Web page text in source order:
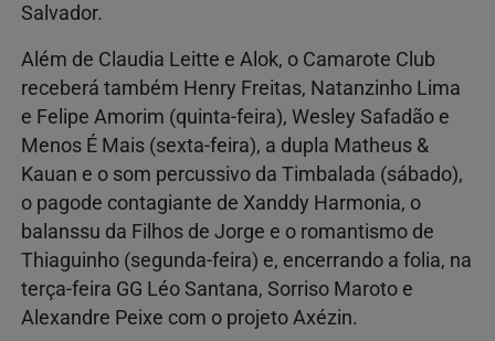
Salvador.
Além de Claudia Leitte e Alok, o Camarote Club
receberá também Henry Freitas, Natanzinho Lima
e Felipe Amorim (quinta-feira), Wesley Safadão e
Menos É Mais (sexta-feira), a dupla Matheus &
Kauan e o som percussivo da Timbalada (sábado),
o pagode contagiante de Xanddy Harmonia, o
balanssu da Filhos de Jorge e o romantismo de
Thiaguinho (segunda-feira) e, encerrando a folia, na
terça-feira GG Léo Santana, Sorriso Maroto e
Alexandre Peixe com o projeto Axézin.